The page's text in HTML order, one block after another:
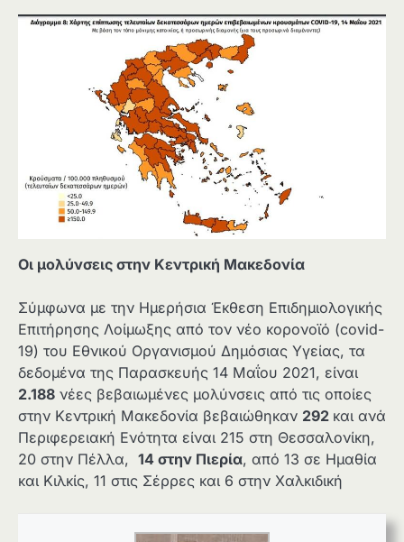
Οι μολύνσεις στην Κεντρική Μακεδονία
Σύμφωνα με την Ημερήσια Έκθεση Επιδημιολογικής
Επιτήρησης Λοίμωξης από τον νέο κορονοϊό (covid-
19) του Εθνικού Οργανισμού Δημόσιας Υγείας, τα
δεδομένα της Παρασκευής 14 Μαΐου 2021, είναι
2.188 νέες βεβαιωμένες μολύνσεις από τις οποίες
στην Κεντρική Μακεδονία βεβαιώθηκαν 292 και ανά
Περιφερειακή Ενότητα είναι 215 στη Θεσσαλονίκη,
20 στην Πέλλα, 14 στην Πιερία, από 13 σε Ημαθία
και Κιλκίς, 11 στις Σέρρες και 6 στην Χαλκιδική